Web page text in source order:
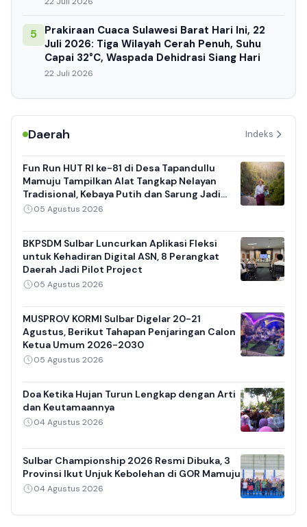
5
Prakiraan Cuaca Sulawesi Barat Hari Ini, 22
Juli 2026: Tiga Wilayah Cerah Penuh, Suhu
Capai 32°C, Waspada Dehidrasi Siang Hari
22 Juli 2026
Daerah Indeks
Fun Run HUT RI ke-81 di Desa Tapandullu
Mamuju Tampilkan Alat Tangkap Nelayan
Tradisional, Kebaya Putih dan Sarung Jadi
Daya Tarik
05 Agustus 2026
BKPSDM Sulbar Luncurkan Aplikasi Fleksi
untuk Kehadiran Digital ASN, 8 Perangkat
Daerah Jadi Pilot Project
05 Agustus 2026
MUSPROV KORMI Sulbar Digelar 20-21
Agustus, Berikut Tahapan Penjaringan Calon
Ketua Umum 2026-2030
05 Agustus 2026
Doa Ketika Hujan Turun Lengkap dengan Arti
dan Keutamaannya
04 Agustus 2026
Sulbar Championship 2026 Resmi Dibuka, 3
Provinsi Ikut Unjuk Kebolehan di GOR Mamuju
04 Agustus 2026